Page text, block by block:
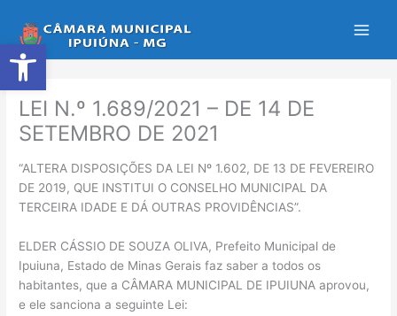
Abrir a barra de ferramentas
para
o
conteúdo
LEI N.º 1.689/2021 – DE 14 DE
SETEMBRO DE 2021
“ALTERA DISPOSIÇÕES DA LEI Nº 1.602, DE 13 DE FEVEREIRO
DE 2019, QUE INSTITUI O CONSELHO MUNICIPAL DA
TERCEIRA IDADE E DÁ OUTRAS PROVIDÊNCIAS”.
ELDER CÁSSIO DE SOUZA OLIVA, Prefeito Municipal de
Ipuiuna, Estado de Minas Gerais faz saber a todos os
habitantes, que a CÂMARA MUNICIPAL DE IPUIUNA aprovou,
e ele sanciona a seguinte Lei: